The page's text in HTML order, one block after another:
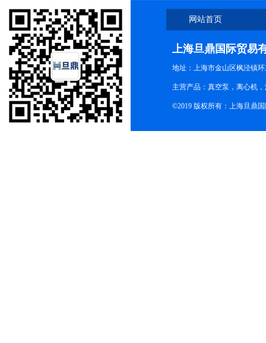
网站首页
上海旦鼎国际贸易
地址：上海市金山区枫泾镇
主营产品：真空泵，离心机
©2019 版权所有：上海旦鼎